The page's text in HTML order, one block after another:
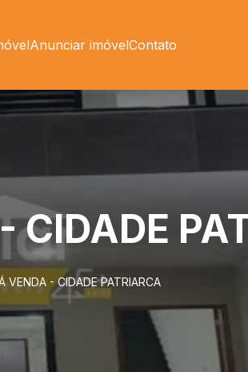
Anunciar imóvelContato
CIDADE
VENDA - CIDADE PATRIARCA